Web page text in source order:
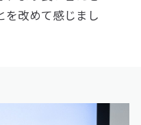
を改めて感じまし